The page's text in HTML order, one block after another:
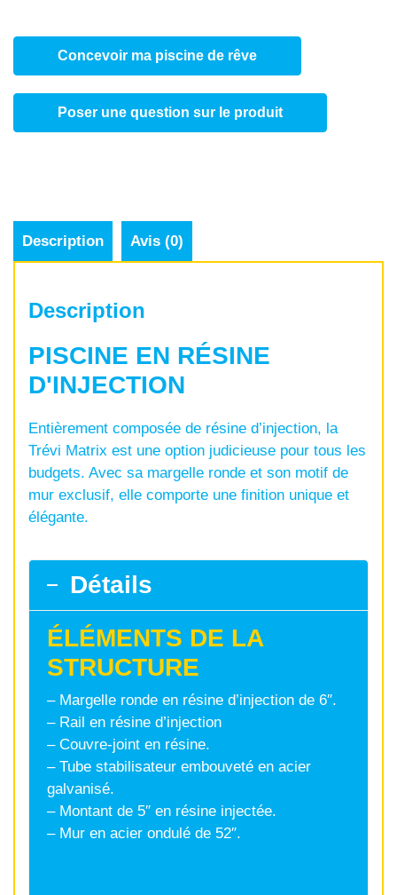
Concevoir ma piscine de rêve
Poser une question sur le produit
Description Avis (0)
Description
PISCINE EN RÉSINE
D'INJECTION
Entièrement composée de résine d’injection, la
Trévi Matrix est une option judicieuse pour tous les
budgets. Avec sa margelle ronde et son motif de
mur exclusif, elle comporte une finition unique et
élégante.
Détails
ÉLÉMENTS DE LA
STRUCTURE
– Margelle ronde en résine d’injection de 6″.
– Rail en résine d’injection
– Couvre-joint en résine.
– Tube stabilisateur embouveté en acier
galvanisé.
– Montant de 5″ en résine injectée.
– Mur en acier ondulé de 52″.